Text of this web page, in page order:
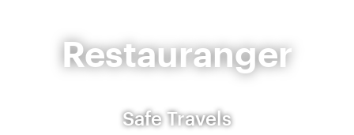
Restauranger
Safe Travels